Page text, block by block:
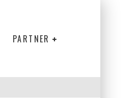
PARTNER